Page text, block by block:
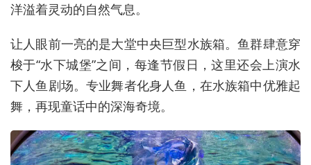
洋溢着灵动的自然气息。
让人眼前一亮的是大堂中央巨型水族箱。鱼群肆意穿
梭于“水下城堡”之间，每逢节假日，这里还会上演水
下人鱼剧场。专业舞者化⾝⼈鱼，在⽔族箱中优雅起
舞，再现童话中的深海奇境。